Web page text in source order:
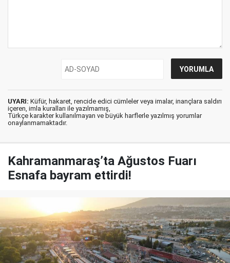
UYARI: Küfür, hakaret, rencide edici cümleler veya imalar, inançlara saldırı
içeren, imla kuralları ile yazılmamış,
Türkçe karakter kullanılmayan ve büyük harflerle yazılmış yorumlar
onaylanmamaktadır.
Kahramanmaraş’ta Ağustos Fuarı
Esnafa bayram ettirdi!